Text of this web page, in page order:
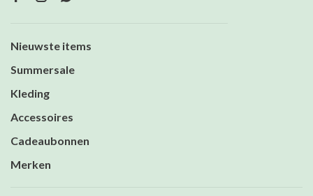
Nieuwste items
Summersale
Kleding
Accessoires
Cadeaubonnen
Merken